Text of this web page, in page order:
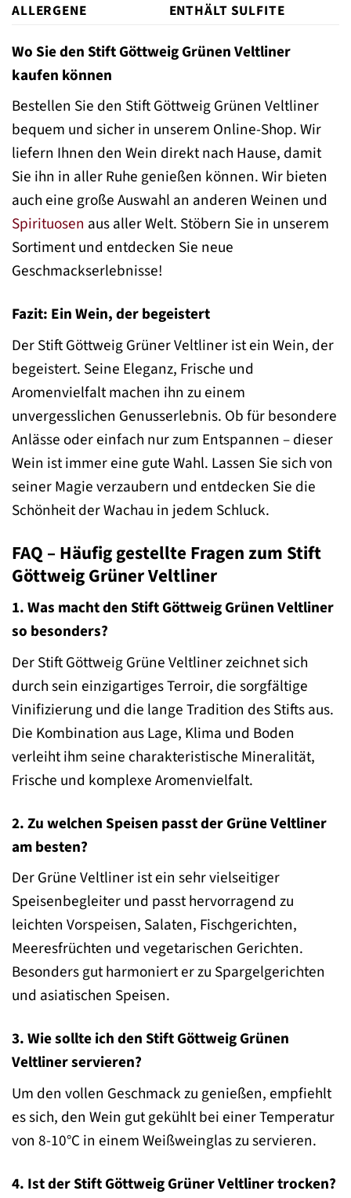
ALLERGENE ENTHÄLT SULFITE
Wo Sie den Stift Göttweig Grünen Veltliner
kaufen können
Bestellen Sie den Stift Göttweig Grünen Veltliner
bequem und sicher in unserem Online-Shop. Wir
liefern Ihnen den Wein direkt nach Hause, damit
Sie ihn in aller Ruhe genießen können. Wir bieten
auch eine große Auswahl an anderen Weinen und
Spirituosen aus aller Welt. Stöbern Sie in unserem
Sortiment und entdecken Sie neue
Geschmackserlebnisse!
Fazit: Ein Wein, der begeistert
Der Stift Göttweig Grüner Veltliner ist ein Wein, der
begeistert. Seine Eleganz, Frische und
Aromenvielfalt machen ihn zu einem
unvergesslichen Genusserlebnis. Ob für besondere
Anlässe oder einfach nur zum Entspannen – dieser
Wein ist immer eine gute Wahl. Lassen Sie sich von
seiner Magie verzaubern und entdecken Sie die
Schönheit der Wachau in jedem Schluck.
FAQ – Häufig gestellte Fragen zum Stift
Göttweig Grüner Veltliner
1. Was macht den Stift Göttweig Grünen Veltliner
so besonders?
Der Stift Göttweig Grüne Veltliner zeichnet sich
durch sein einzigartiges Terroir, die sorgfältige
Vinifizierung und die lange Tradition des Stifts aus.
Die Kombination aus Lage, Klima und Boden
verleiht ihm seine charakteristische Mineralität,
Frische und komplexe Aromenvielfalt.
2. Zu welchen Speisen passt der Grüne Veltliner
am besten?
Der Grüne Veltliner ist ein sehr vielseitiger
Speisenbegleiter und passt hervorragend zu
leichten Vorspeisen, Salaten, Fischgerichten,
Meeresfrüchten und vegetarischen Gerichten.
Besonders gut harmoniert er zu Spargelgerichten
und asiatischen Speisen.
3. Wie sollte ich den Stift Göttweig Grünen
Veltliner servieren?
Um den vollen Geschmack zu genießen, empfiehlt
es sich, den Wein gut gekühlt bei einer Temperatur
von 8-10°C in einem Weißweinglas zu servieren.
4. Ist der Stift Göttweig Grüner Veltliner trocken?